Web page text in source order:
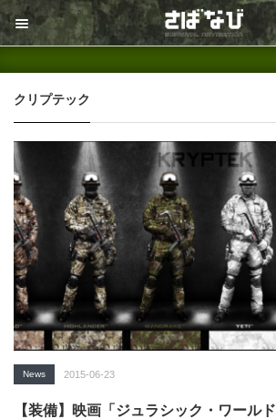
サイト内検索
クリプテック
News 2015-06-23
【装備】映画「ジュラシック・ワール
サイト内検